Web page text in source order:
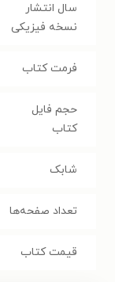
سال انتشار
نسخه فیزیکی
فرمت کتاب
حجم فایل
کتاب
شابک
تعداد صفحه‌ها
قیمت کتاب